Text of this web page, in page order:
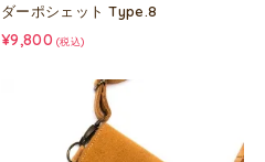
ダーポシェット Type.8
¥9,800 (税込)